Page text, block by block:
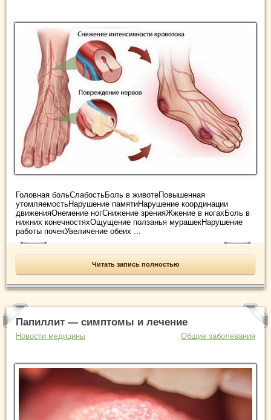
Головная больСлабостьБоль в животеПовышенная
утомляемостьНарушение памятиНарушение координации
движенияОнемение ногСнижение зренияЖжение в ногахБоль в
нижних конечностяхОщущение ползанья мурашекНарушение
работы почекУвеличение обеих ...
Читать запись полностью
Папиллит — симптомы и лечение
Новости медицины Общие заболевания